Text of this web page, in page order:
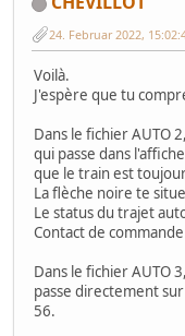
24. Februar 2022,
Voilà.
J'espère que tu
Dans le fichier AUTO
qui passe dans
que le train est
La flèche noire te
Le status du trajet
Contact de
Dans le fichier AUTO
passe directement
56.